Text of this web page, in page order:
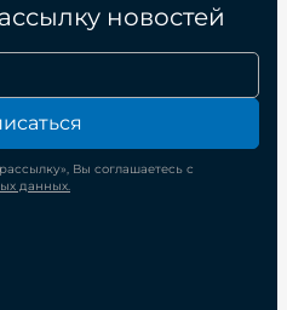
новостей
Вы соглашаетесь с
данных.